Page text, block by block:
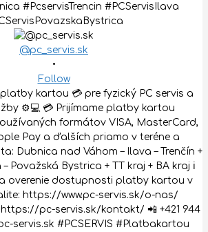
@pc_servis.sk
•
Follow
platby kartou 💳 pre fyzický PC servis a
⚙️💻 💳 Prijímame platby kartou
formátov VISA, MasterCard,
Pay a ďalších priamo v teréne a
Dubnica nad Váhom – Ilava – Trenčín +
Považská Bystrica + TT kraj + BA kraj ℹ
overenie dostupnosti platby kartou v
https://www.pc-servis.sk/o-nas/
pc-servis.sk/kontakt/ 📲 +421 944
servis.sk #PCSERVIS #Platbakartou